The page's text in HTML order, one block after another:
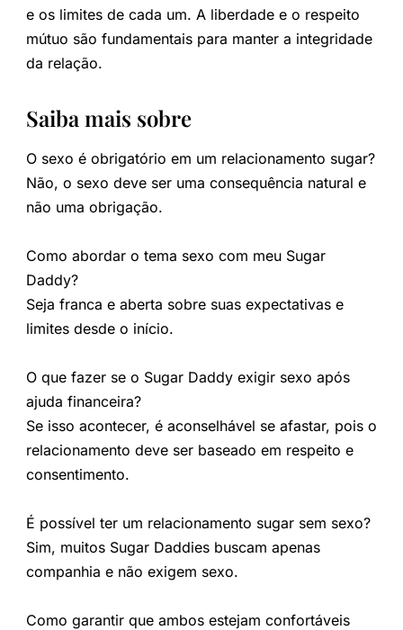
e os limites de cada um. A liberdade e o respeito
mútuo são fundamentais para manter a integridade
da relação.
Saiba mais sobre
O sexo é obrigatório em um relacionamento sugar?
Não, o sexo deve ser uma consequência natural e
não uma obrigação.
Como abordar o tema sexo com meu Sugar
Daddy?
Seja franca e aberta sobre suas expectativas e
limites desde o início.
O que fazer se o Sugar Daddy exigir sexo após
ajuda financeira?
Se isso acontecer, é aconselhável se afastar, pois o
relacionamento deve ser baseado em respeito e
consentimento.
É possível ter um relacionamento sugar sem sexo?
Sim, muitos Sugar Daddies buscam apenas
companhia e não exigem sexo.
Como garantir que ambos estejam confortáveis